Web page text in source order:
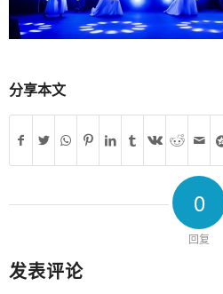
分享本文
0
回复
发表评论